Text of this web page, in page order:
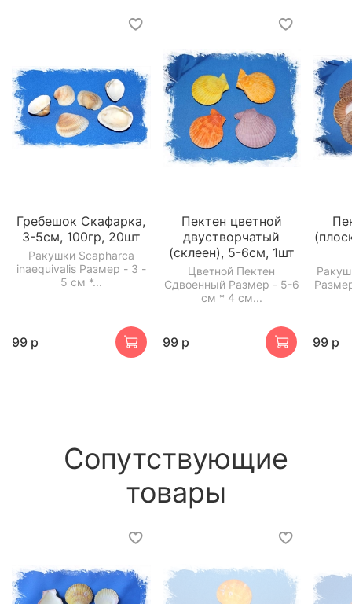
Гребешок Скафарка,
3-5см, 100гр, 20шт
Ракушки Scapharca
inaequivalis Размер - 3 -
5 см *...
99 р
Пектен цветной
двустворчатый
(склеен), 5-6см, 1шт
Цветной Пектен
Сдвоенный Размер - 5-6
см * 4 см...
99 р 99 р
Сопутствующие
товары